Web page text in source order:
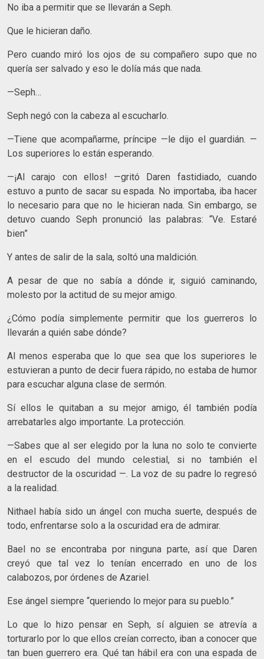
No iba a permitir que se llevarán a Seph.
Que le hicieran daño.
Pero cuando miró los ojos de su compañero supo que no
quería ser salvado y eso le dolía más que nada.
—Seph…
Seph negó con la cabeza al escucharlo.
—Tiene que acompañarme, príncipe —le dijo el guardián. —
Los superiores lo están esperando.
—¡Al carajo con ellos! —gritó Daren fastidiado, cuando
estuvo a punto de sacar su espada. No importaba, iba hacer
lo necesario para que no le hicieran nada. Sin embargo, se
detuvo cuando Seph pronunció las palabras: “Ve. Estaré
bien”
Y antes de salir de la sala, soltó una maldición.
A pesar de que no sabía a dónde ir, siguió caminando,
molesto por la actitud de su mejor amigo.
¿Cómo podía simplemente permitir que los guerreros lo
llevarán a quién sabe dónde?
Al menos esperaba que lo que sea que los superiores le
estuvieran a punto de decir fuera rápido, no estaba de humor
para escuchar alguna clase de sermón.
Sí ellos le quitaban a su mejor amigo, él también podía
arrebatarles algo importante. La protección.
—Sabes que al ser elegido por la luna no solo te convierte
en el escudo del mundo celestial, si no también el
destructor de la oscuridad —. La voz de su padre lo regresó
a la realidad.
Nithael había sido un ángel con mucha suerte, después de
todo, enfrentarse solo a la oscuridad era de admirar.
Bael no se encontraba por ninguna parte, así que Daren
creyó que tal vez lo tenían encerrado en uno de los
calabozos, por órdenes de Azariel.
Ese ángel siempre “queriendo lo mejor para su pueblo.”
Lo que lo hizo pensar en Seph, sí alguien se atrevía a
torturarlo por lo que ellos creían correcto, iban a conocer que
tan buen guerrero era. Qué tan hábil era con una espada de